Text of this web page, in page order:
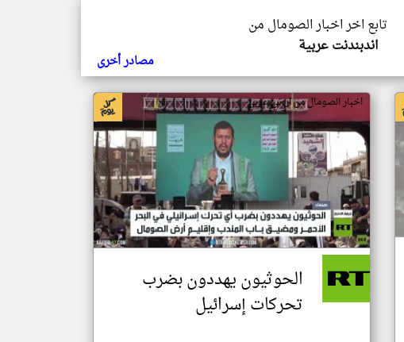
تابع اخر اخبار الصومال من
اندبندنت عربية
مصادر أخرى
اخبار الصومال من ار تي عربي
الحوثيون يهددون بضرب
تحركات إسرائيل